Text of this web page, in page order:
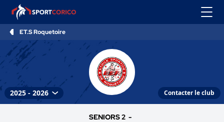
ET.S Roquetoire
Contacter le club
SENIORS 2 -